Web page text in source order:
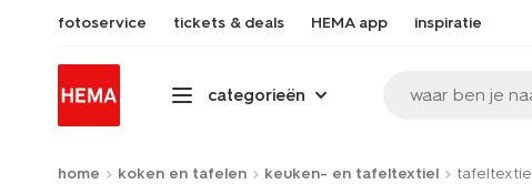
fotoservice tickets & deals HEMA app inspiratie
categorieën waar ben je
home koken en tafelen keuken- en tafeltextiel